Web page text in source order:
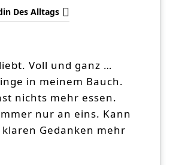
Des Alltags
Voll und ganz …
in meinem Bauch.
nichts mehr essen.
nur an eins. Kann
Gedanken mehr